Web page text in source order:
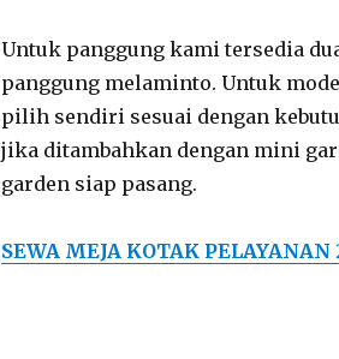
Untuk panggung kami tersedia
panggung melaminto. Untuk
pilih sendiri sesuai dengan
jika ditambahkan dengan mini
garden siap pasang.
SEWA MEJA KOTAK PELAYANAN